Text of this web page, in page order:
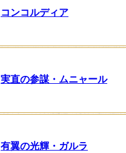
コンコルディア
実直の参謀・ムニャール
有翼の光輝・ガルラ